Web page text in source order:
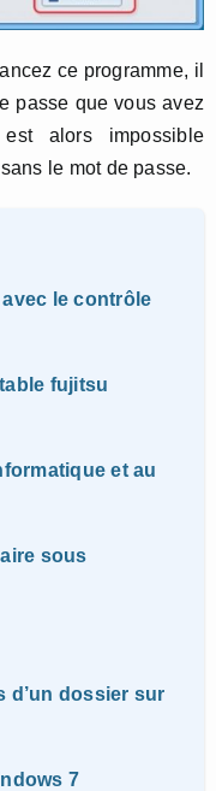
ce programme, il
passe que vous avez
alors impossible
le mot de passe.
le contrôle
fujitsu
et au
sous
d’un dossier sur
7